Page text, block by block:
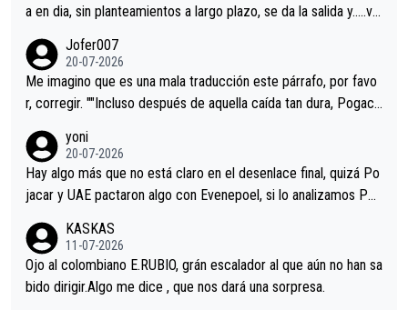
a en dia, sin planteamientos a largo plazo, se da la salida y…..ve
Minguez, Velez etc etc.Me da pena vivir estos momentos tan
tristes sin victorias.
Jofer007
20-07-2026
Me imagino que es una mala traducción este párrafo, por favo
r, corregir. ""Incluso después de aquella caída tan dura, Pogaca
permaneció pegado a su rueda. Parecía increíble la forma en l
a que era capaz de controlar el miedo", recordó."
yoni
20-07-2026
Hay algo más que no está claro en el desenlace final, quizá Po
jacar y UAE pactaron algo con Evenepoel, si lo analizamos Poj
i sin pedalear, luego está el saludo con Evenepoel dándose la
mano de una manera muy fraternal, más allá de los típicos toqu
es en el hombro con que saludaba a Vingegard. Ahí hubo una in
KASKAS
11-07-2026
Ojo al colombiano E.RUBIO, grán escalador al que aún no han sa
bido dirigir.Algo me dice , que nos dará una sorpresa.